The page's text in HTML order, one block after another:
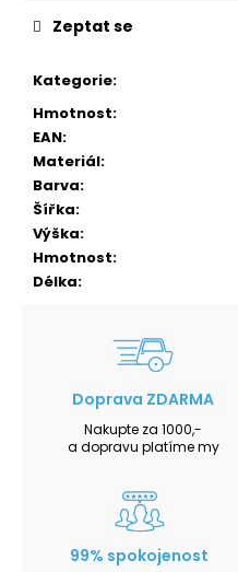
Kategorie:
Hmotnost:
EAN:
Materiál:
Barva:
Šířka:
Výška:
Hmotnost:
Délka:
Zeptat se
Doprava ZDARMA
Nakupte za 1000,-
a dopravu platíme my
99% spokojenost